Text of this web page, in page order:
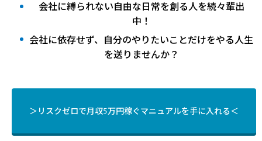
会社に縛られない自由な日常を創る人を続々輩出
中！
会社に依存せず、自分のやりたいことだけをやる人生
を送りませんか？
＞リスクゼロで月収5万円稼ぐマニュアルを手に入れる＜